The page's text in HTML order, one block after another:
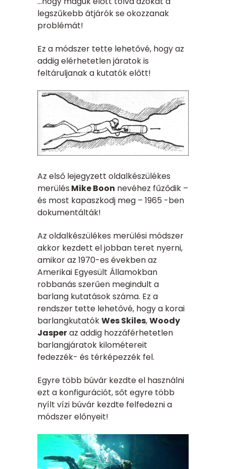
legszűkebb átjárók se okozzanak
problémát!
Ez a módszer tette lehetővé, hogy az
addig elérhetetlen járatok is
feltáruljanak a kutatók előtt!
Az első lejegyzett oldalkészülékes
merülés Mike Boon nevéhez fűződik –
és most kapaszkodj meg – 1965 -ben
dokumentálták!
Az oldalkészülékes merülési módszer
akkor kezdett el jobban teret nyerni,
amikor az 1970-es években az
Amerikai Egyesült Államokban
robbanás szerűen megindult a
barlang kutatások száma. Ez a
rendszer tette lehetővé, hogy a korai
barlangkutatókWes Skiles,Woody
Jasperaz addig hozzáférhetetlen
barlangjáratok kilométereit
fedezzék- és térképezzék fel.
Egyre több búvár kezdte el használni
ezt a konfigurációt, sőt egyre több
nyílt vízi búvár kezdte felfedezni a
módszer előnyeit!